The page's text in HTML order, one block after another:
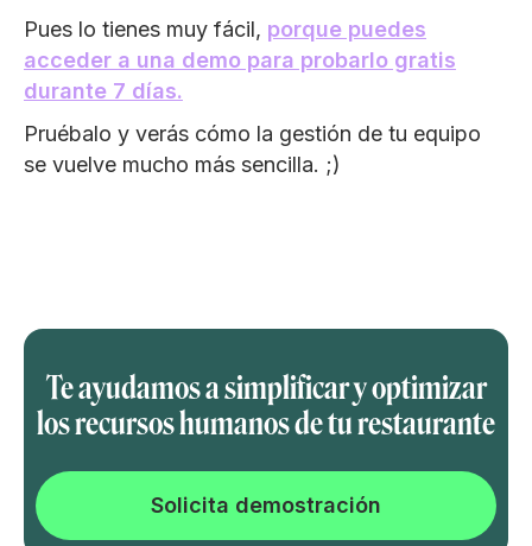
Te ayudamos a simplificar y optimizar
los recursos humanos de tu restaurante
Solicita demostración
Pues lo tienes muy fácil, porque puedes
acceder a una demo para probarlo gratis
durante 7 días.
Pruébalo y verás cómo la gestión de tu equipo
se vuelve mucho más sencilla. ;)